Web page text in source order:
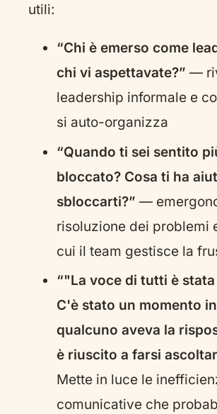
utili:
“Chi è emerso come
chi vi aspettavate?” —
leadership informale e
si auto-organizza
“Quando ti sei sentito
bloccato? Cosa ti ha
sbloccarti?” —
risoluzione dei problemi
cui il team gestisce la
“"La voce di tutti è
C'è stato un momento
qualcuno aveva la
è riuscito a farsi
Mette in luce le
comunicative che